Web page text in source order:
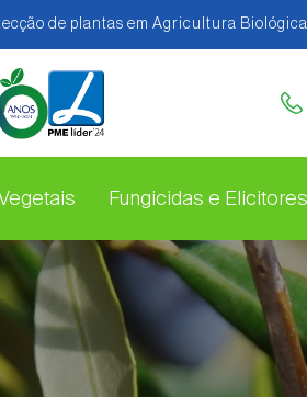
de plantas em Agricultura
Fungicidas e Elicitores